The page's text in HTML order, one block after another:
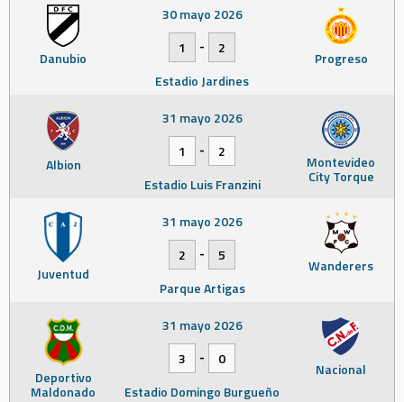
Danubio Progreso
30 mayo 2026
1
-
2
Estadio Jardines
Albion Montevideo
City Torque
31 mayo 2026
1
-
2
Estadio Luis Franzini
Juventud Wanderers
31 mayo 2026
2
-
5
Parque Artigas
Deportivo
Maldonado
Nacional
31 mayo 2026
3
-
0
Estadio Domingo Burgueño